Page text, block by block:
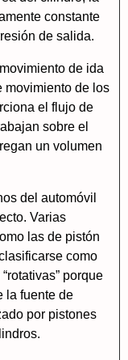
constante
de salida.
de ida
movimiento de los
el flujo de
sobre el
un volumen
del automóvil
Varias
las de pistón
como
porque
la fuente de
por pistones